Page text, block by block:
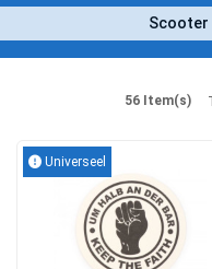
Scooter
56 Item(s)
Universeel